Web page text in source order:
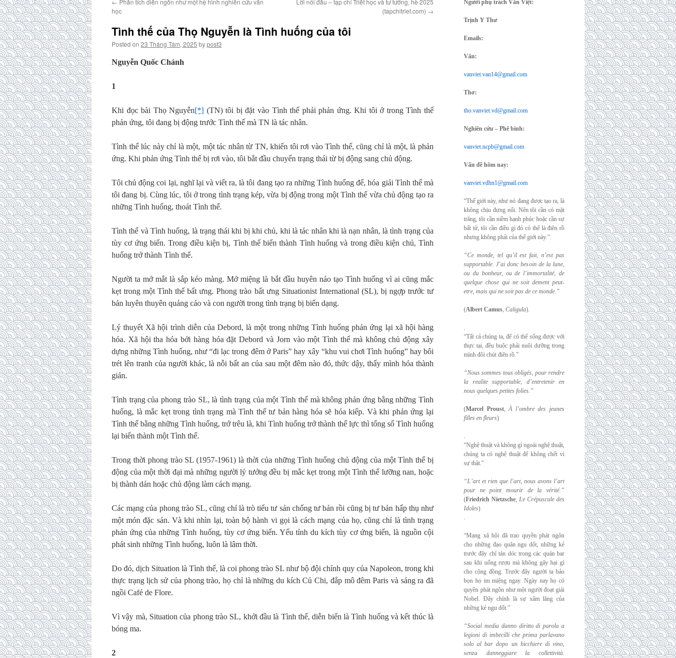
← Phân tích diễn ngôn như một hệ hình nghiên cứu văn
học
Lời nói đầu – tạp chí Triết học và tư tưởng, hè 2025
(tapchitriet.com) →
Tình thế của Thọ Nguyễn là Tình huống của tôi
Posted on 23 Tháng Tám, 2025 bypost3
Nguyễn Quốc Chánh
1
Khi đọc bài Thọ Nguyễn[*] (TN) tôi bị đặt vào Tình thế phải phản ứng. Khi tôi ở trong Tình thế
phản ứng, tôi đang bị động trước Tình thế mà TN là tác nhân.
Tình thế lúc này chỉ là một, một tác nhân từ TN, khiến tôi rơi vào Tình thế, cũng chỉ là một, là phản
ứng. Khi phản ứng Tình thế bị rơi vào, tôi bắt đầu chuyển trạng thái từ bị động sang chủ động.
Tôi chủ động coi lại, nghĩ lại và viết ra, là tôi đang tạo ra những Tình huống để, hóa giải Tình thế mà
tôi đang bị. Cùng lúc, tôi ở trong tình trạng kép, vừa bị động trong một Tình thế vừa chủ động tạo ra
những Tình huống, thoát Tình thế.
Tình thế và Tình huống, là trạng thái khi bị khi chủ, khi là tác nhân khi là nạn nhân, là tình trạng của
tùy cơ ứng biến. Trong điều kiện bị, Tình thế biến thành Tình huống và trong điều kiện chủ, Tình
huống trở thành Tình thế.
Người ta mở mắt là sắp kéo màng. Mở miệng là bắt đầu huyên náo tạo Tình huống vì ai cũng mắc
kẹt trong một Tình thế bất ưng. Phong trào bất ưng Situationist International (SL), bị ngợp trước tư
bản luyên thuyên quảng cáo và con người trong tình trạng bị biến dạng.
Lý thuyết Xã hội trình diễn của Debord, là một trong những Tình huống phản ứng lại xã hội hàng
hóa. Xã hội tha hóa bởi hàng hóa đặt Debord và Jorn vào một Tình thế mà không chủ động xây
dựng những Tình huống, như “đi lạc trong đêm ở Paris” hay xây “khu vui chơi Tình huống” hay bôi
trét lên tranh của người khác, là nỗi bất an của sau một đêm nào đó, thức dậy, thấy mình hóa thành
gián.
Tình trạng của phong trào SL, là tình trạng của một Tình thế mà không phản ứng bằng những Tình
huống, là mắc kẹt trong tình trạng mà Tình thế tư bản hàng hóa sẽ hóa kiếp. Và khi phản ứng lại
Tình thế bằng những Tình huống, trớ trêu là, khi Tình huống trở thành thế lực thì tổng số Tình huống
lại biến thành một Tình thế.
Trong thời phong trào SL (1957-1961) là thời của những Tình huống chủ động của một Tình thế bị
động của một thời đại mà những người lý tưởng đều bị mắc kẹt trong một Tình thế lưỡng nan, hoặc
bị thành dán hoặc chủ động làm cách mạng.
Các mạng của phong trào SL, cũng chỉ là trò tiểu tư sản chống tư bản rồi cũng bị tư bản hấp thụ như
một món đặc sản. Và khi nhìn lại, toàn bộ hành vi gọi là cách mạng của họ, cũng chỉ là tình trạng
phản ứng của những Tình huống, tùy cơ ứng biến. Yếu tính du kích tùy cơ ứng biến, là nguồn cội
phát sinh những Tình huống, luôn là lâm thời.
Do đó, dịch Situation là Tình thế, là coi phong trào SL như bộ đội chính quy của Napoleon, trong khi
thực trạng lịch sử của phong trào, họ chỉ là những du kích Củ Chi, đắp mô đêm Paris và sáng ra đã
ngồi Café de Flore.
Vì vậy mà, Situation của phong trào SL, khởi đầu là Tình thế, diễn biến là Tình huống và kết thúc là
bóng ma.
2
Người phụ trách Văn Việt:
Trịnh Y Thư
Emails:
Văn:
vanviet.van14@gmail.com
Thơ:
tho.vanviet.vd@gmail.com
Nghiên cứu – Phê bình:
vanviet.ncpb@gmail.com
Vấn đề hôm nay:
vanviet.vdhn1@gmail.com
“Thế giới này, như nó đang được tạo ra, là
không chịu đựng nổi. Nên tôi cần có mặt
trăng, tôi cần niềm hạnh phúc hoặc cần sự
bất tử, tôi cần điều gì đó có thể là điên rồ
nhưng không phải của thế giới này.”
“Ce monde, tel qu’il est fait, n’est pas
supportable. J’ai donc besoin de la lune,
ou du bonheur, ou de l’immortalité, de
quelque chose qui ne soit dement peut-
etre, mais qui ne soit pas de ce monde.”
(Albert Camus, Caligula).
.
“Tất cả chúng ta, để có thể sống được với
thực tại, đều buộc phải nuôi dưỡng trong
mình đôi chút điên rồ.”
“Nous sommes tous obligés, pour rendre
la realite supportable, d’entretenir en
nous quelques petites folies.”
(Marcel Proust,À l’ombre des jeunes
filles en fleurs)
.
“Nghệ thuật và không gì ngoài nghệ thuật,
chúng ta có nghệ thuật để không chết vì
sự thật.”
“L’art et rien que l’art, nous avons l’art
pour ne point mourir de la vérité.”
(Friedrich Nietzsche, Le Crépuscule des
Idoles)
.
“Mạng xã hội đã trao quyền phát ngôn
cho những đạo quân ngu dốt, những kẻ
trước đây chỉ tán dóc trong các quán bar
sau khi uống rượu mà không gây hại gì
cho cộng đồng. Trước đây người ta bảo
bọn họ im miệng ngay. Ngày nay họ có
quyền phát ngôn như một người đoạt giải
Nobel. Đây chính là sự xâm lăng của
những kẻ ngu dốt.”
“Social media danno diritto di parola a
legioni di imbecilli che prima parlavano
solo albar dopo un bicchiere di vino,
senza danneggiare la collettività.